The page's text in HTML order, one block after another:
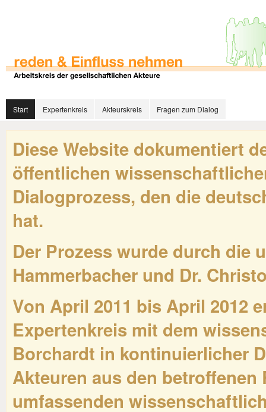
Start Expertenkreis Akteurskreis Fragen zum Dialog
Diese Website dokumentiert
öffentlichen
Dialogprozess, den die
hat.
Der Prozess wurde durch die
Hammerbacher und Dr.
Von April 2011 bis April 2012
Expertenkreis mit dem
Borchardt in kontinuierlicher
Akteuren aus den
umfassenden